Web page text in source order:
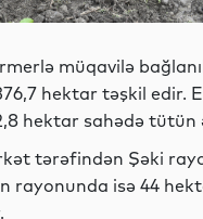
müqavilə
hektar təşkil
hektar sahədə
tərəfindən Şəki
rayonunda isə 44